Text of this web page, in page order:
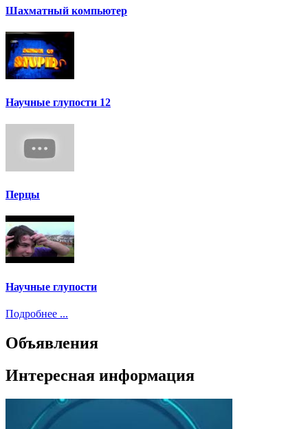
Шахматный компьютер
Научные глупости 12
Перцы
Научные глупости
Подробнее ...
Объявления
Интересная информация